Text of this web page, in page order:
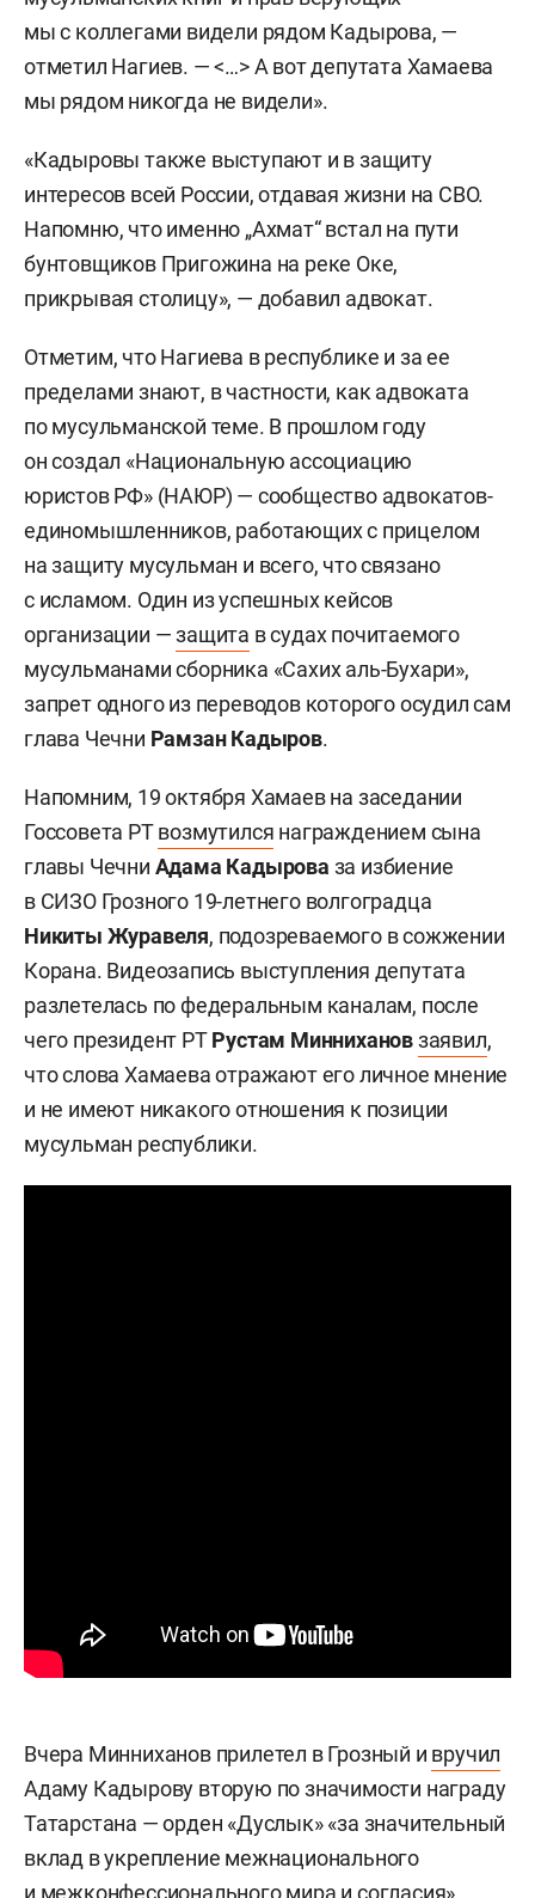
мы с коллегами видели рядом Кадырова, —
отметил Нагиев. — <…> А вот депутата Хамаева
мы рядом никогда не видели».
«Кадыровы также выступают и в защиту
интересов всей России, отдавая жизни на СВО.
Напомню, что именно „Ахмат“ встал на пути
бунтовщиков Пригожина на реке Оке,
прикрывая столицу», — добавил адвокат.
Отметим, что Нагиева в республике и за ее
пределами знают, в частности, как адвоката
по мусульманской теме. В прошлом году
он создал «Национальную ассоциацию
юристов РФ» (НАЮР) — сообщество адвокатов-
единомышленников, работающих с прицелом
на защиту мусульман и всего, что связано
с исламом. Один из успешных кейсов
организации —защита в судах почитаемого
мусульманами сборника «Сахих аль-Бухари»,
запрет одного из переводов которого осудил сам
глава Чечни Рамзан Кадыров.
Напомним, 19 октября Хамаев на заседании
Госсовета РТвозмутился награждением сына
главы Чечни Адама Кадырова за избиение
в СИЗО Грозного 19-летнего волгоградца
Никиты Журавеля, подозреваемого в сожжении
Корана. Видеозапись выступления депутата
разлетелась по федеральным каналам, после
чего президент РТРустам Миннихановзаявил,
что слова Хамаева отражают его личное мнение
и не имеют никакого отношения к позиции
мусульман республики.
Вчера Минниханов прилетел в Грозный и вручил
Адаму Кадырову вторую по значимости награду
Татарстана — орден «Дуслык» «за значительный
вклад в укрепление межнационального
и межконфессионального мира и согласия».